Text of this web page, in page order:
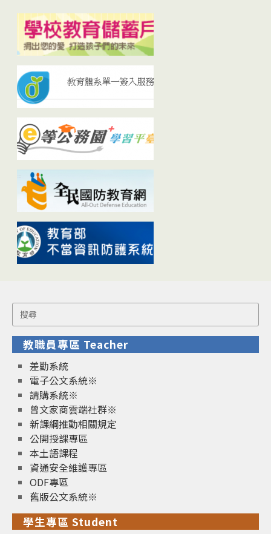
Search
for:
教職員專區 Teacher
差勤系統
電子公文系統※
請購系統※
曾文家商雲端社群※
新課綱推動相關規定
公開授課專區
本土語課程
資通安全維護專區
ODF專區
舊版公文系統※
學生專區 Student